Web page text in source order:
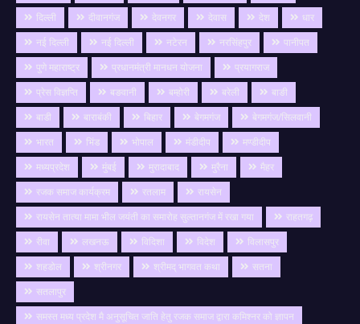
दिल्ली
दीवानगंज देवनगर देवास देश
धार
नई दिल्ली
नई दिल्ली नटेरन नरसिंहपुर
पानीपत
पुणे महाराष्ट्र
प्रधानमंत्री मानधन योजना
प्रयागराज
प्रेस विज्ञप्ति
बङवानी बम्होरी बरेली
बाङी
बाडी
बाराबंकी बिहार बेगमगंज
बेगमगंज/सिलवानी
भारत
भिंड भोपाल मंडीदीप
मण्डीदीप
मध्यप्रदेश
मुंबई मुरादाबाद मुरैना
मैहर
रजक समाज कार्यक्रम
रतलाम
रायसेन
रायसेन तात्या मामा भील जयंती का समारोह सुल्तानगंज में रखा गया
राहतगढ़
रीवा
लखनऊ विदिशा विदेश
विलासपुर
शहडोल
श्रीनगर श्रीमद् भागवत कथा
सतना
सतलापुर
समस्त मध्य प्रदेश मै अनुसूचित जाति हेतु रजक समाज द्वारा कमिश्नर को ज्ञापन